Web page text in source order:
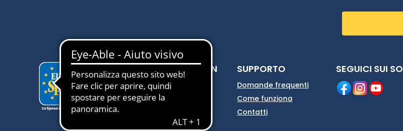
SCOPRI EUROSPIN
Eurospin
Eurospin Viaggi
Comunicazioni
SUPPORTO
Domande frequenti
Come funziona
Contatti
SEGUICI SUI